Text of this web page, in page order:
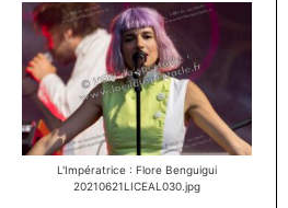
L'Impératrice : Flore Benguigui
20210621LICEAL030.jpg